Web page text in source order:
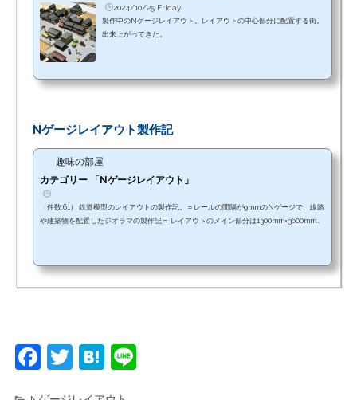
2024/10/25 Friday
製作中のNゲージレイアウト。レイアウトの中心部分に配置する街。
出来上がってきた。
Nゲージレイアウト製作記
趣味の部屋
カテゴリー 「Nゲージレイアウト」
（件数:61） 鉄道模型のレイアウトの製作記。＝レールの間隔が9mmのNゲージで、線路
や建築物を配置したジオラマの製作記＝ レイアウトのメイン部分は1300mm×3600mm。
F
T
H